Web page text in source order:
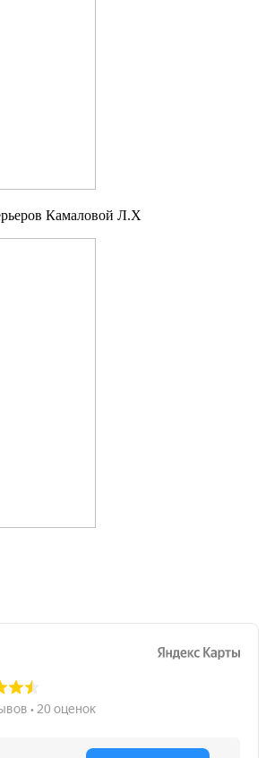
Камаловой Л.Х